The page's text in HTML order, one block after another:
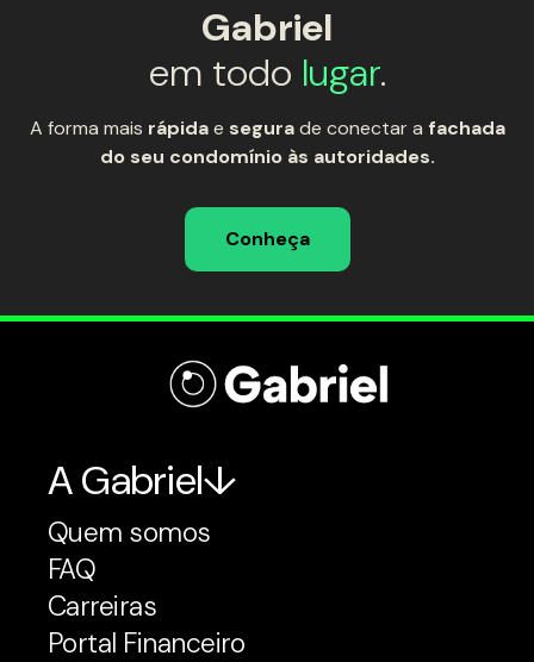
Gabriel
em todo lugar.
A forma mais rápidae segurade conectar a fachada
do seu condomínio às autoridades.
Conheça
A Gabriel
Quem somos
FAQ
Carreiras
Portal Financeiro